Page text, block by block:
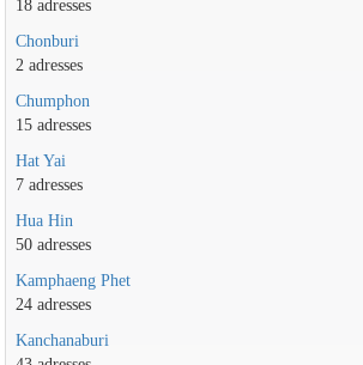
18 adresses
Chonburi
2 adresses
Chumphon
15 adresses
Hat Yai
7 adresses
Hua Hin
50 adresses
Kamphaeng Phet
24 adresses
Kanchanaburi